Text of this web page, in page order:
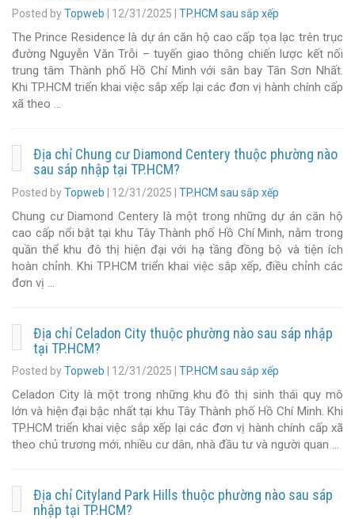
Posted byTopweb 12/31/2025 TP.HCM sau sắp xếp
The Prince Residence là dự án căn hộ cao cấp tọa lạc trên trục
đường Nguyễn Văn Trỗi – tuyến giao thông chiến lược kết nối
trung tâm Thành phố Hồ Chí Minh với sân bay Tân Sơn Nhất.
Khi TP.HCM triển khai việc sắp xếp lại các đơn vị hành chính cấp
xã theo …
Địa chỉ Chung cư Diamond Centery thuộc phường nào
sau sáp nhập tại TP.HCM?
Posted byTopweb | 12/31/2025 | TP.HCM sau sắp xếp
Chung cư Diamond Centery là một trong những dự án căn hộ
cao cấp nổi bật tại khu Tây Thành phố Hồ Chí Minh, nằm trong
quần thể khu đô thị hiện đại với hạ tầng đồng bộ và tiện ích
hoàn chỉnh. Khi TP.HCM triển khai việc sắp xếp, điều chỉnh các
đơn vị …
Địa chỉ Celadon City thuộc phường nào sau sáp nhập
tại TP.HCM?
Posted byTopweb 12/31/2025 TP.HCM sau sắp xếp
Celadon City là một trong những khu đô thị sinh thái quy mô
lớn và hiện đại bậc nhất tại khu Tây Thành phố Hồ Chí Minh. Khi
TP.HCM triển khai việc sắp xếp lại các đơn vị hành chính cấp xã
theo chủ trương mới, nhiều cư dân, nhà đầu tư và người quan …
Địa chỉ Cityland Park Hills thuộc phường nào sau sáp
nhập tại TP.HCM?